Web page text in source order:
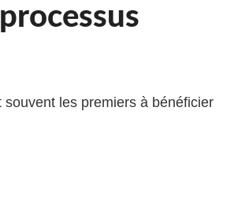
les premiers à bénéficier